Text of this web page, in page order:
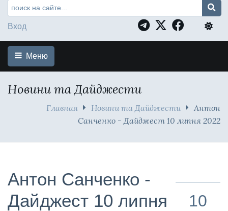
Вход
Меню
Новини та Дайджести
Главная Новини та Дайджести
Антон
Санченко - Дайджест 10 липня 2022
Антон Санченко -
Дайджест 10 липня
10